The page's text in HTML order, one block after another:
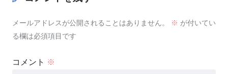
メールアドレスが公開されることはありません。 ※ が付いてい
る欄は必須項目です
コメント ※